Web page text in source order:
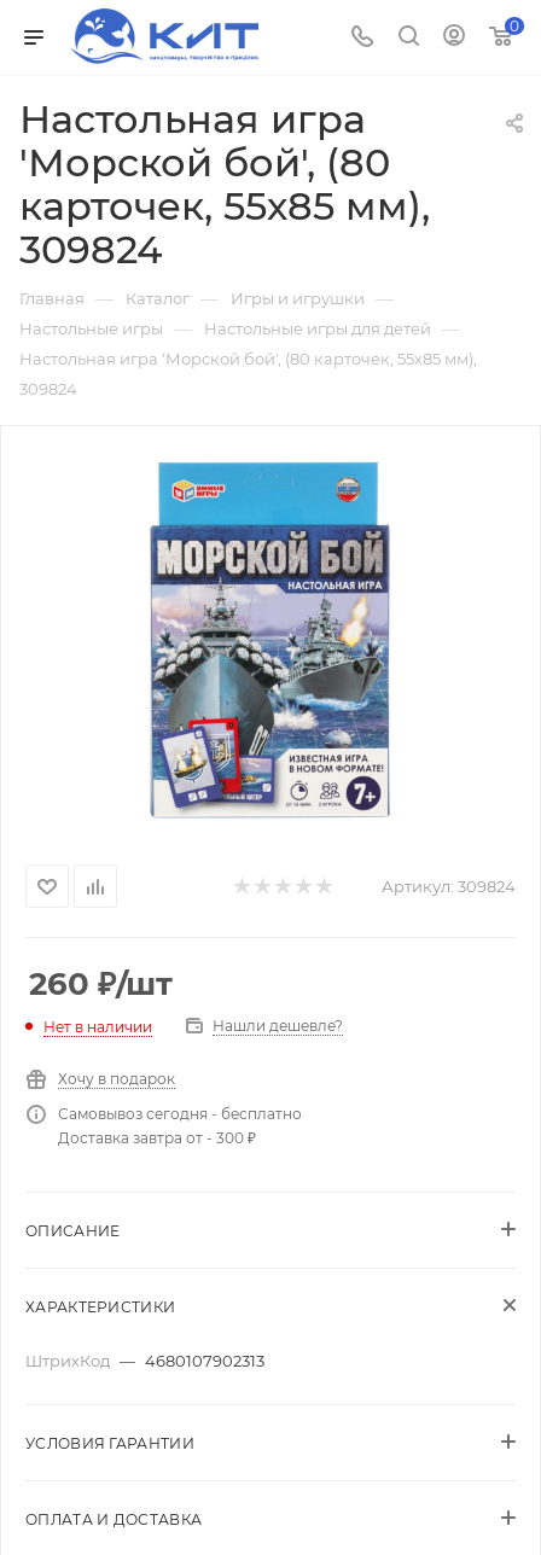
0
Настольная игра
'Морской бой', (80
карточек, 55х85 мм),
309824
Главная — Каталог — Игры и игрушки —
Настольные игры — Настольные игры для детей —
Настольная игра 'Морской бой', (80 карточек, 55х85 мм),
309824
Артикул: 309824
260 ₽/шт
Нет в наличии Нашли дешевле?
Хочу в подарок
Самовывоз сегодня - бесплатно
Доставка завтра от - 300 ₽
ОПИСАНИЕ
ХАРАКТЕРИСТИКИ
ШтрихКод — 4680107902313
УСЛОВИЯ ГАРАНТИИ
ОПЛАТА И ДОСТАВКА